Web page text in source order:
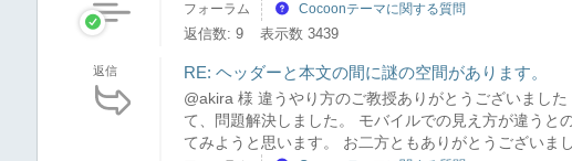
フォーラム Cocoonテーマに関する質問
返信数: 9 表示数 3439
返信 RE: ヘッダーと本文の間に謎の空間があります。
@akira 様 違うやり方のご教授ありがとうございまし
て、問題解決しました。 モバイルでの見え方が違うと
てみようと思います。 お二方ともありがとうございま